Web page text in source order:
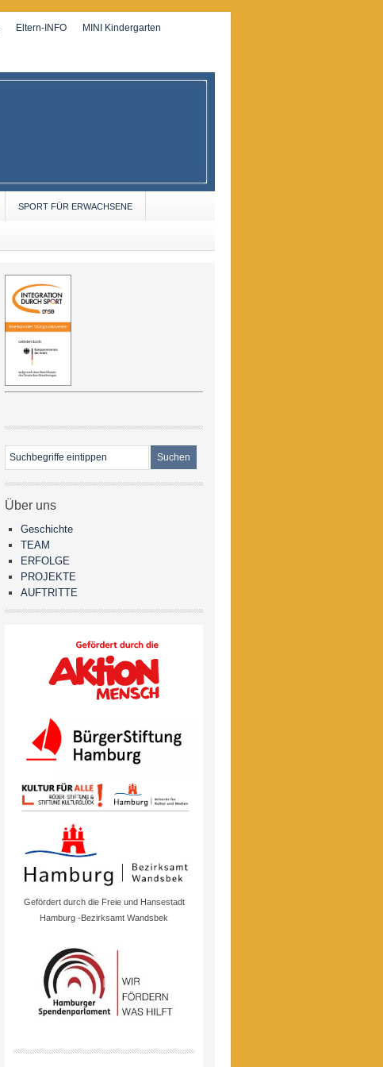
Eltern-INFO MINI Kindergarten
SPORT FÜR ERWACHSENE
Über uns
Geschichte
TEAM
ERFOLGE
PROJEKTE
AUFTRITTE
Gefördert durch die Freie und Hansestadt
Hamburg -Bezirksamt Wandsbek